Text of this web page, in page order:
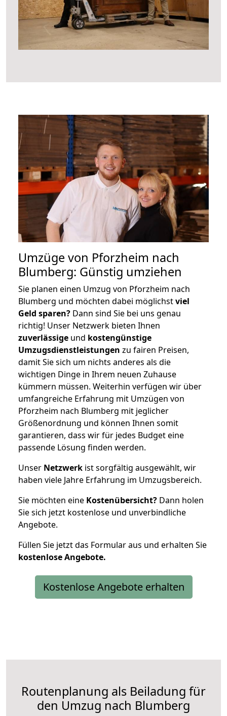
Umzüge von Pforzheim nach
Blumberg: Günstig umziehen
Sie planen einen Umzug von Pforzheim nach
Blumberg und möchten dabei möglichstviel
Geld sparen? Dann sind Sie bei uns genau
richtig! Unser Netzwerk bieten Ihnen
zuverlässige und kostengünstige
Umzugsdienstleistungen zu fairen Preisen,
damit Sie sich um nichts anderes als die
wichtigen Dinge in Ihrem neuen Zuhause
kümmern müssen. Weiterhin verfügen wir über
umfangreiche Erfahrung mit Umzügen von
Pforzheim nach Blumberg mit jeglicher
Größenordnung und können Ihnen somit
garantieren, dass wir für jedes Budget eine
passende Lösung finden werden.
Unser Netzwerk ist sorgfältig ausgewählt, wir
haben viele Jahre Erfahrung im Umzugsbereich.
Sie möchten eine Kostenübersicht? Dann holen
Sie sich jetzt kostenlose und unverbindliche
Angebote.
Füllen Sie jetzt das Formular aus und erhalten Sie
kostenloseAngebote.
Kostenlose Angebote erhalten
Routenplanung als Beiladung für
den Umzug nach Blumberg